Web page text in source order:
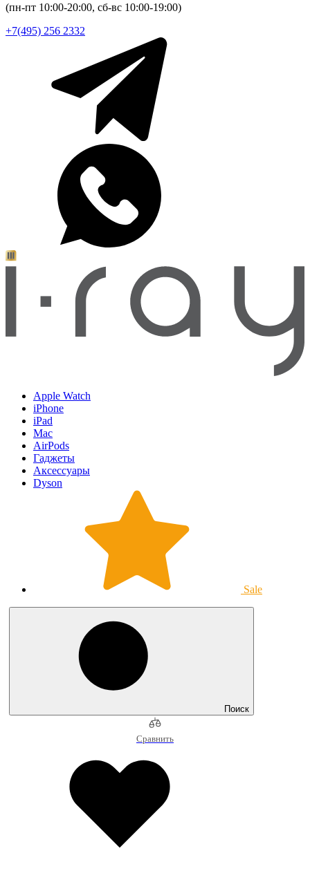
(пн-пт 10:00-20:00, сб-вс 10:00-19:00)
+7(495) 256 2332
Apple Watch
iPhone
iPad
Mac
AirPods
Гаджеты
Аксессуары
Dyson
Sale
Поиск
Сравнить